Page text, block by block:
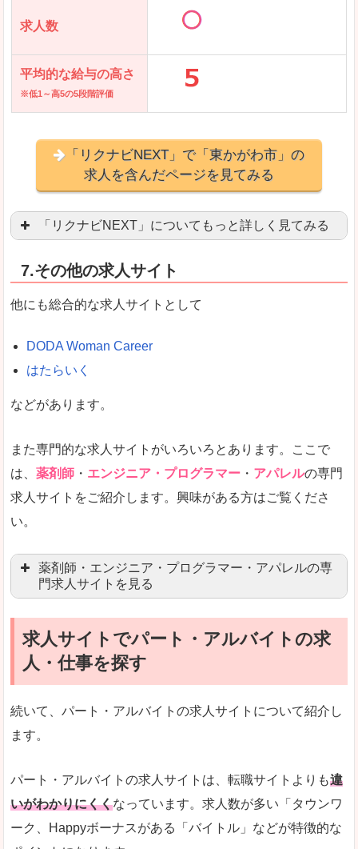
求人数
平均的な給与の高さ
※低1～高5の5段階評価
「リクナビNEXT」で「東かがわ市」の
求人を含んだページを見てみる
「リクナビNEXT」についてもっと詳しく見てみる
良いところ
悪いところ
未経験 未経験の求人もあります
営業職を探している方にとっては、有利なサイト
検索人気キーワードの上位が「40代」「50代」
使いやすさ
文字が大きくて見やすいです。
求人を含んだページを見てみる
7.その他の求人サイト
他にも総合的な求人サイトとして
DODA Woman Career
はたらいく
などがあります。
また専門的な求人サイトがいろいろとあります。ここで
は、 薬剤師 ・ エンジニア・プログラマー ・ アパレルの専門
求人サイトをご紹介します。興味がある方はご覧くださ
い。
薬剤師・エンジニア・プログラマー・アパレルの専
門求人サイトを見る
マイナビ薬剤師
リクナビ薬剤師
ファルマスタッフ
薬キャリ(エムスリー)
ファーマキャリア
レバテックキャリア
求人サイトでパート・アルバイトの求
人・仕事を探す
続いて、パート・アルバイトの求人サイトについて紹介し
ます。
パート・アルバイトの求人サイトは、転職サイトよりも違
いがわかりにくくなっています。求人数が多い「タウンワ
ーク、Happyボーナスがある「バイトル」などが特徴的な